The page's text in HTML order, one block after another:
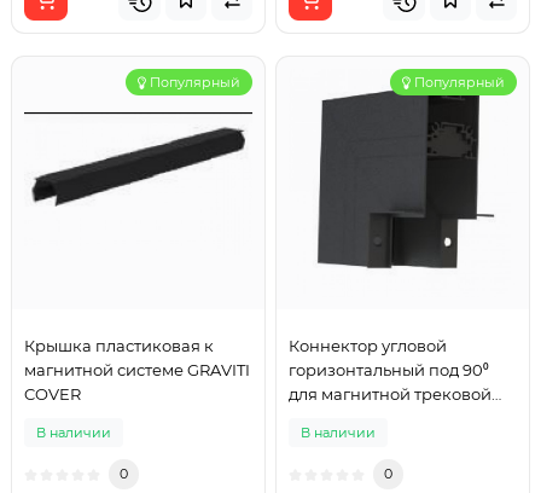
Популярный
Крышка пластиковая к
магнитной системе GRAVITI
COVER
В наличии
0
Популярный
Коннектор угловой
горизонтальный под 90⁰
для магнитной трековой
В наличии
0